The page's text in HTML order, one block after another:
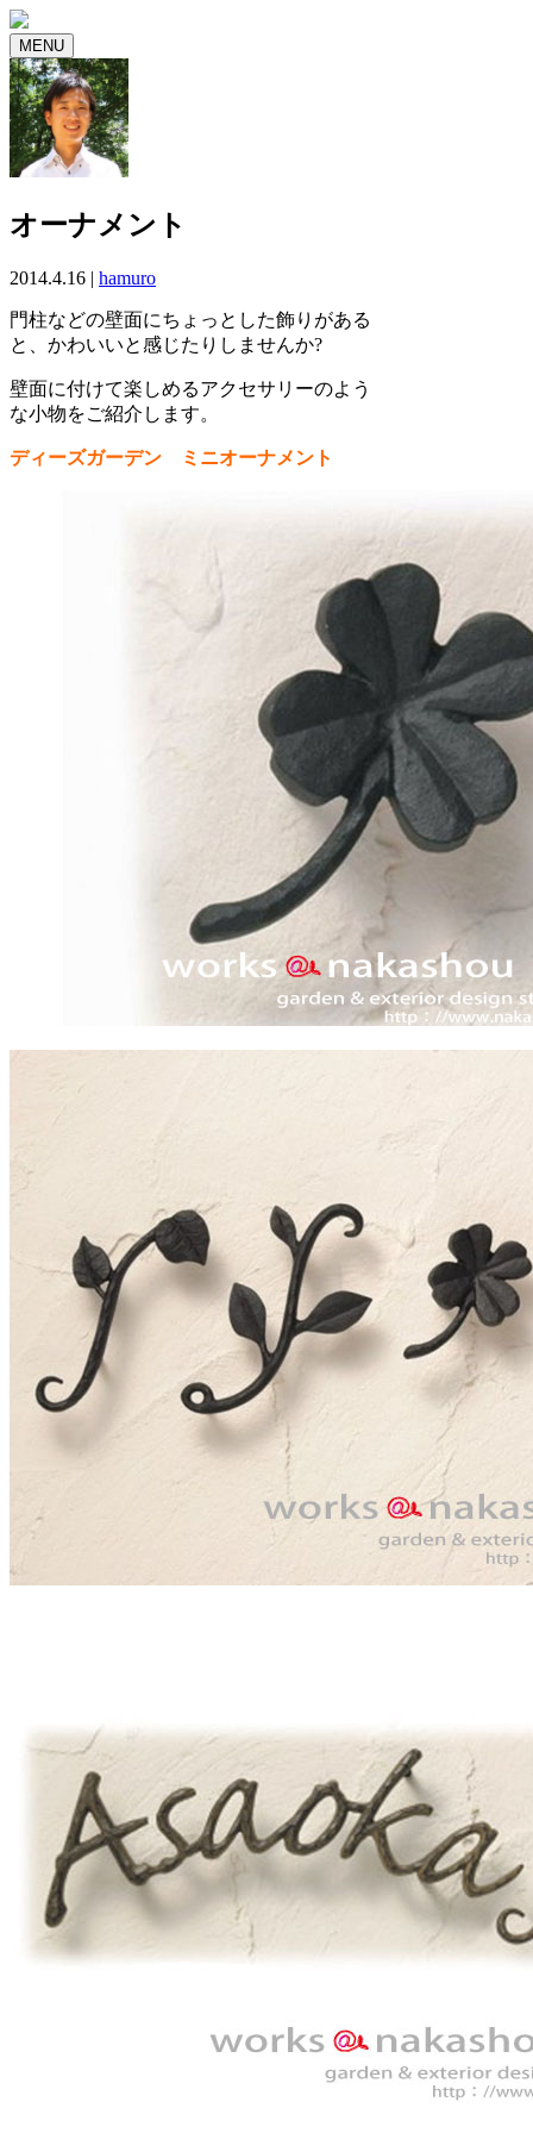
MENU
オーナメント
2014.4.16 | hamuro
門柱などの壁面にちょっとした飾りがある
と、かわいいと感じたりしませんか?
壁面に付けて楽しめるアクセサリーのよう
な小物をご紹介します。
ディーズガーデン ミニオーナメント